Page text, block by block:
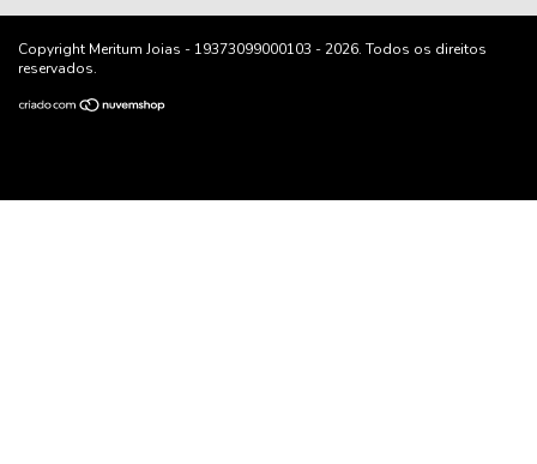
Copyright Meritum Joias - 19373099000103 - 2026. Todos os direitos
reservados.